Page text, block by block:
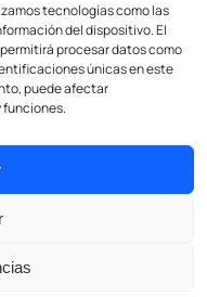
tecnologías como las
del dispositivo. El
procesar datos como
únicas en este
puede afectar
los derechos
y Condiciones